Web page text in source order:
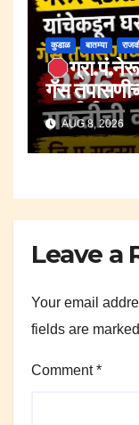
कुडाळ बातम्या
गॅस
सक्तीची
आक्रमक.
AUG 8, 2026
Leave a
Your email
fields are marked
Comment*